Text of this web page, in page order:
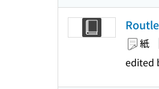
紙
edited